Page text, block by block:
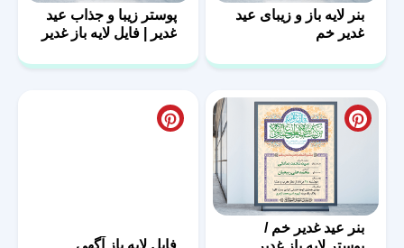
بنر لایه باز و زیبای عید
غدیر خم
پوستر زیبا و جذاب عید
غدیر | فایل لایه باز غدیر
بنر عید غدیر خم /
فایل لایه باز آگهی